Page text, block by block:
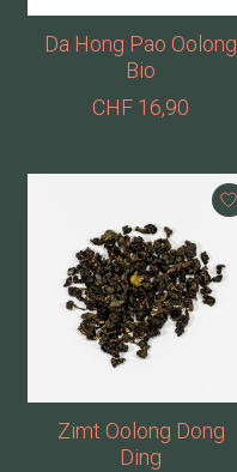
Da Hong Pao Oolong
Bio
CHF 16,90
Zimt Oolong Dong
Ding